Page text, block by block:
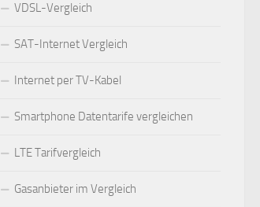
VDSL-Vergleich
SAT-Internet Vergleich
Internet per TV-Kabel
Smartphone Datentarife vergleichen
LTE Tarifvergleich
Gasanbieter im Vergleich